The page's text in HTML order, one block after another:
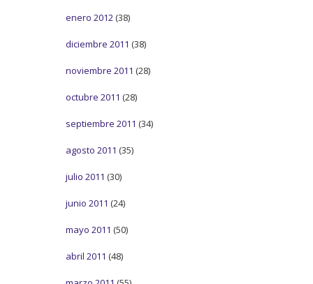
enero 2012 (38)
diciembre 2011 (38)
noviembre 2011 (28)
octubre 2011 (28)
septiembre 2011 (34)
agosto 2011 (35)
julio 2011 (30)
junio 2011 (24)
mayo 2011 (50)
abril 2011 (48)